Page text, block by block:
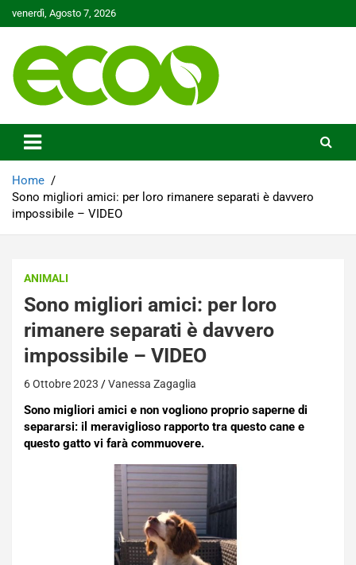
to
venerdì, Agosto 7, 2026
Ecoo.it
Home
Sono migliori amici: per loro rimanere separati è davvero
impossibile – VIDEO
ANIMALI
Sono migliori amici: per loro
rimanere separati è davvero
impossibile – VIDEO
6 Ottobre 2023 Vanessa Zagaglia
Sono migliori amici e non vogliono proprio saperne di
separarsi: il meraviglioso rapporto tra questo cane e
questo gatto vi farà commuovere.